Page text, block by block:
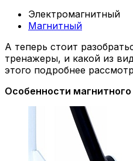
Электромагнитный
Магнитный
А теперь стоит
тренажеры, и какой из
этого подробнее
Особенности